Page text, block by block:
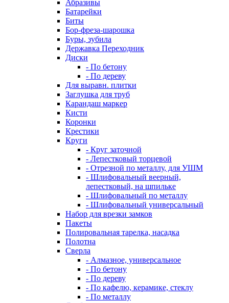
Абразивы
Батарейки
Биты
Бор-фреза-шарошка
Буры, зубила
Державка Переходник
Диски
- По бетону
- По дереву
Для выравн. плитки
Заглушка для труб
Карандаш маркер
Кисти
Коронки
Крестики
Круги
- Круг заточной
- Лепестковый торцевой
- Отрезной по металлу, для УШМ
- Шлифовальный веерный,
лепестковый, на шпильке
- Шлифовальный по металлу
- Шлифовальный универсальный
Набор для врезки замков
Пакеты
Полировальная тарелка, насадка
Полотна
Сверла
- Алмазное, универсальное
- По бетону
- По дереву
- По кафелю, керамике, стеклу
- По металлу